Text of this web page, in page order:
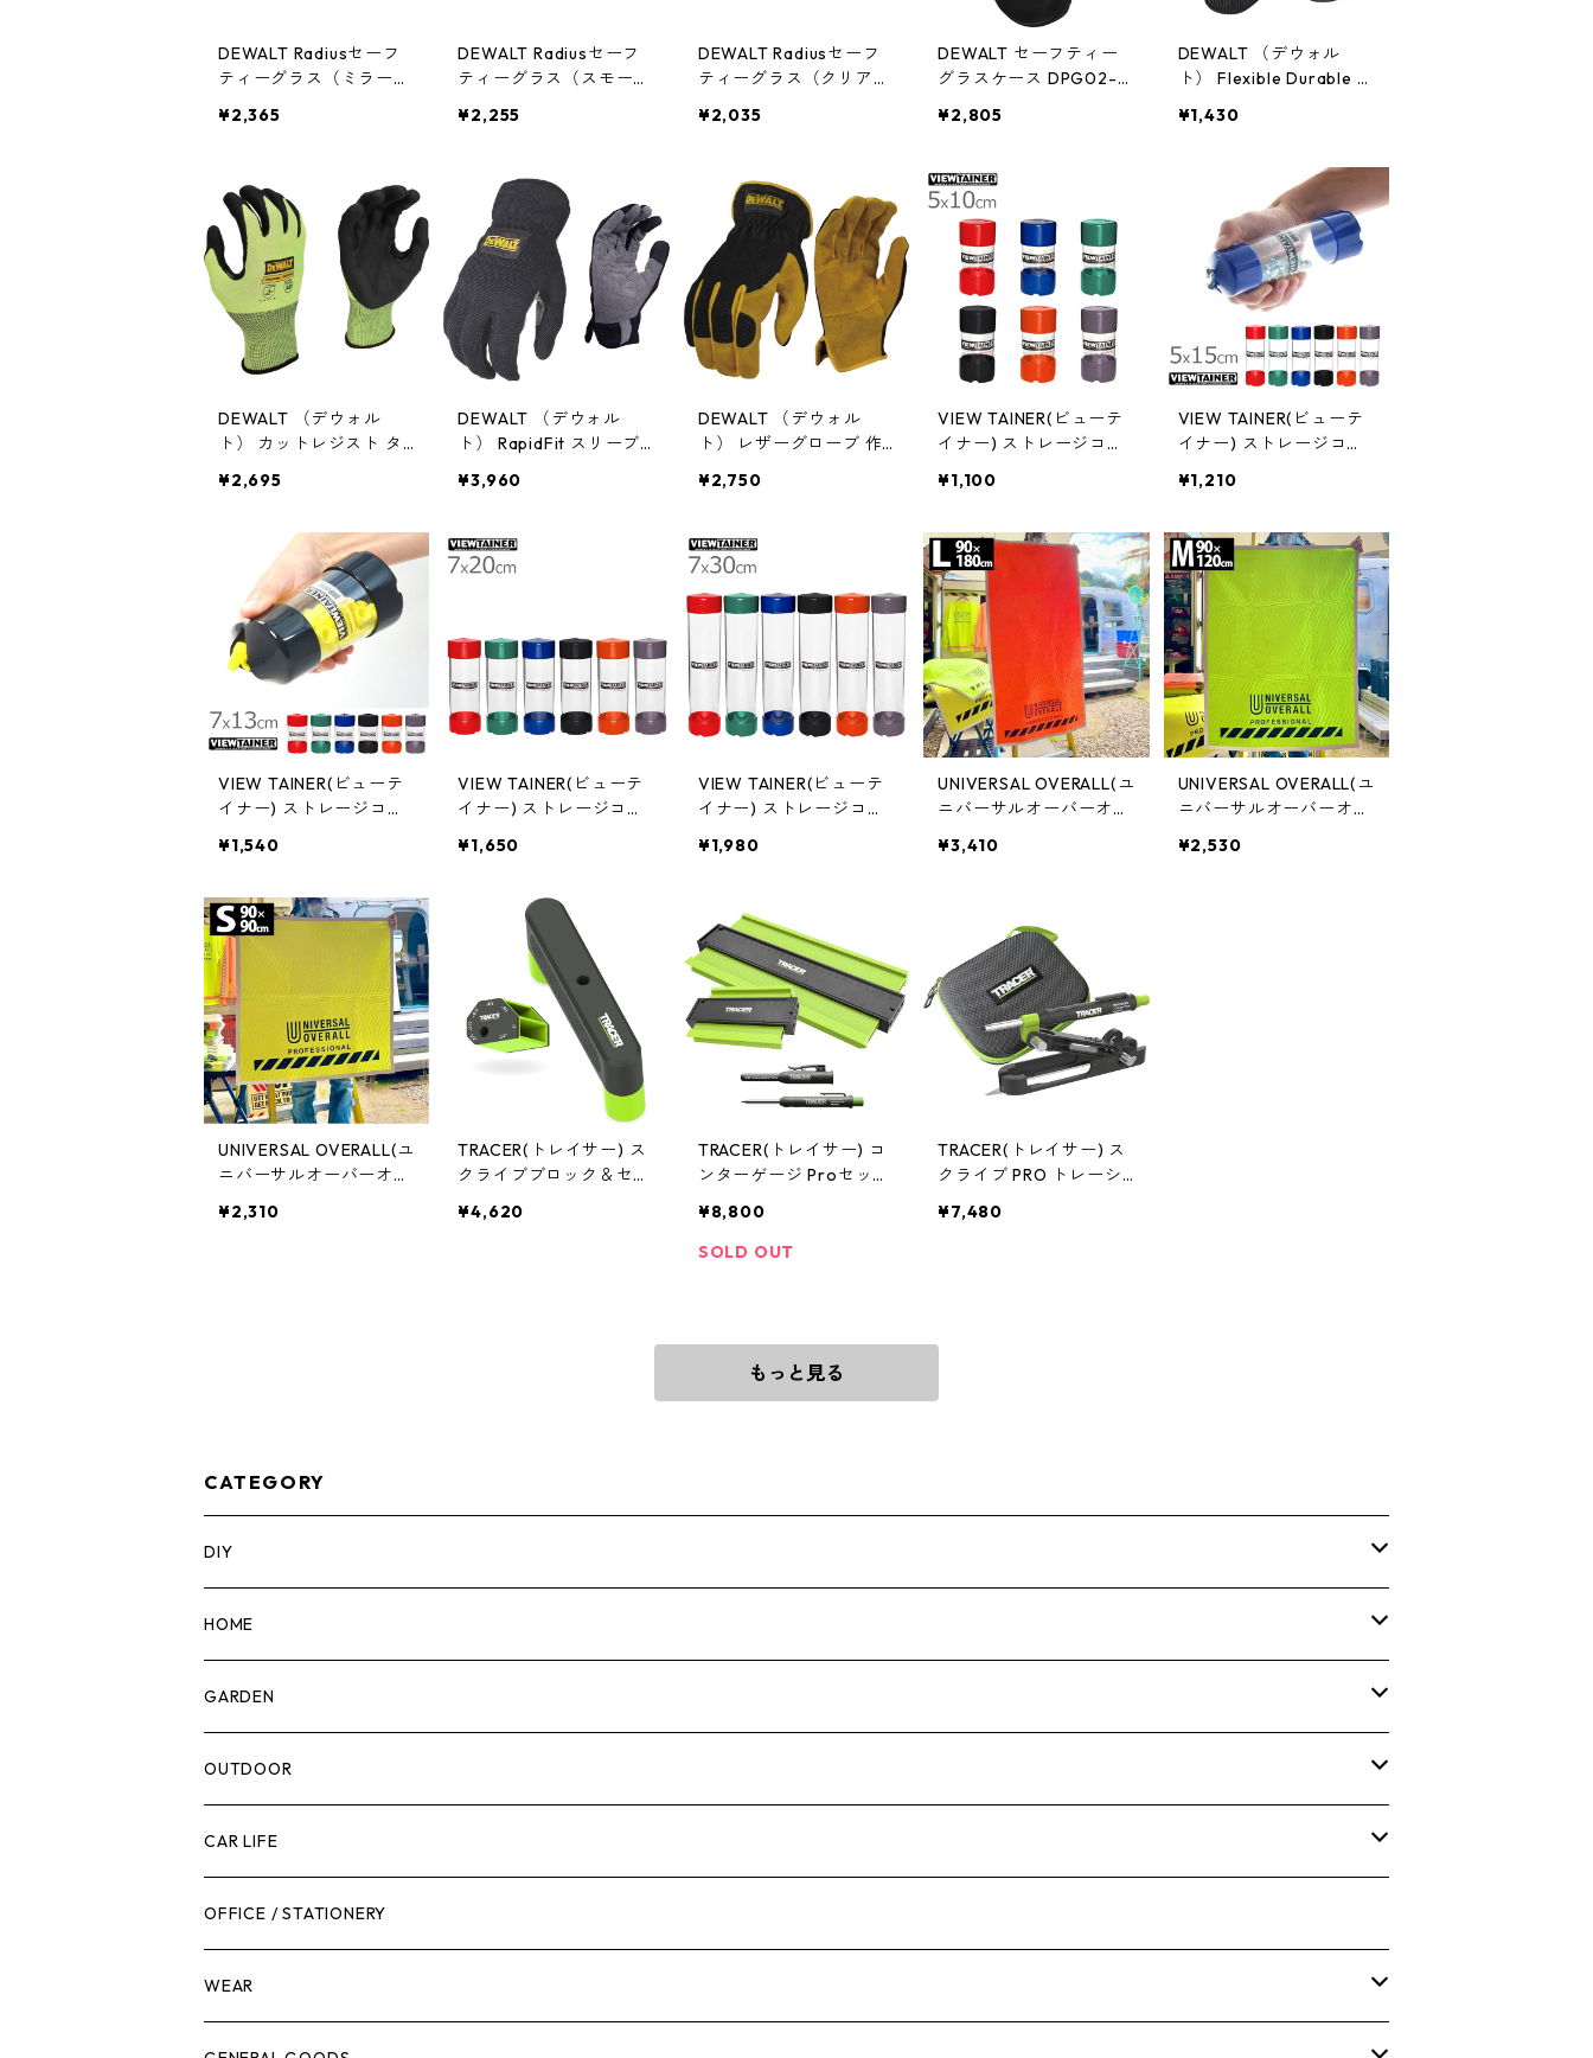
DEWALT Radiusセーフ
ティーグラス（ミラーレ
¥2,365
DEWALT Radiusセーフ
ティーグラス（スモーク
¥2,255
DEWALT Radiusセーフ
ティーグラス（クリアレ
¥2,035
DEWALT セーフティー
グラスケース DPG02-N
¥2,805
DEWALT （デウォル
ト） Flexible Durable グ
¥1,430
DEWALT （デウォル
ト） カットレジスト タ
DPG833
¥2,695
DEWALT （デウォル
ト） RapidFit スリーブ
¥3,960
DEWALT （デウォル
ト） レザーグローブ 作
¥2,750
VIEW TAINER(ビューテ
イナー) ストレージコン
C24
¥1,100
VIEW TAINER(ビューテ
イナー) ストレージコン
C26
¥1,210
VIEW TAINER(ビューテ
イナー) ストレージコン
C27505
¥1,540
VIEW TAINER(ビューテ
イナー) ストレージコン
CC27508
¥1,650
VIEW TAINER(ビューテ
イナー) ストレージコン
CC27512
¥1,980
UNIVERSAL OVERALL(ユ
ニバーサルオーバーオー
Lサイズ 90cm×180cm
¥3,410
UNIVERSAL OVERALL(ユ
ニバーサルオーバーオー
Mサイズ 90cm×120cm
¥2,530
UNIVERSAL OVERALL(ユ
ニバーサルオーバーオー
Sサイズ 90cm×90cm イ
¥2,310
TRACER(トレイサー) ス
クライブブロック＆セン
ト AMGS1
¥4,620
TRACER(トレイサー) コ
ンターゲージ Proセット
¥8,800
SOLD OUT
TRACER(トレイサー) ス
クライブ PRO トレーシ
¥7,480
もっと見る
CATEGORY
DIY
マーカー
計測機器
腰袋・ツールホルスター
工具箱
作業台
脚立
HOME
5ガロンバケツ
キッチン
日用品
ボディケア
GARDEN
剪定ばさみ
ガーデンツール
ガーデンチェア
キャビネット・ツールハンガー
OUTDOOR
スツール
バンジーバンド
ストレージボックス
CAR LIFE
メンテナンスグッズ
車内グッズ
OFFICE / STATIONERY
WEAR